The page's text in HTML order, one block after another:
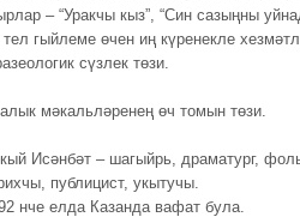
– “Уракчы кыз”, “Син сазыңны
гыйлеме өчен иң күренекле
сүзлек төзи.
мәкальләренең өч томын төзи.
Исәнбәт – шагыйрь, драматург,
публицист, укытучы.
нче елда Казанда вафат була.